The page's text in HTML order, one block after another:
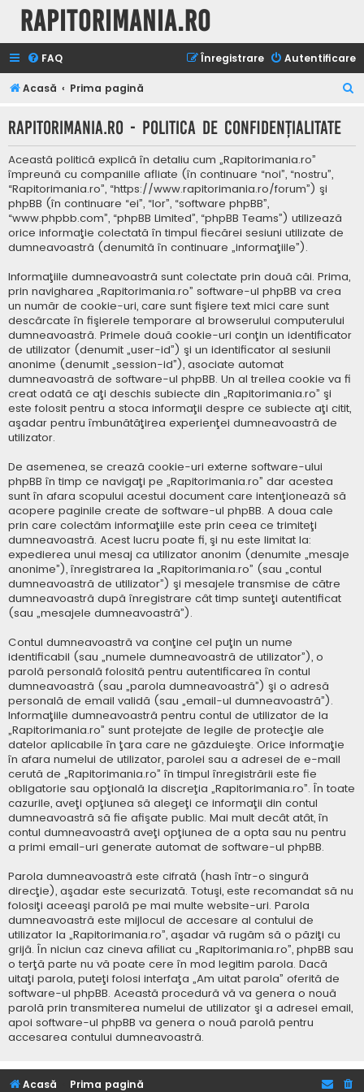
Rapitorimania.ro
FAQ Autentificare
Înregistrare
Acasă Prima pagină
t
Rapitorimania.ro - Politica de confidenţialitate
Această politică explică în detaliu cum „Rapitorimania.ro”
împreună cu companiile afliate (în continuare “noi”, “nostru”,
“Rapitorimania.ro”, “https://www.rapitorimania.ro/forum”) şi
phpBB (în continuare “ei”, “lor”, “software phpBB”,
“www.phpbb.com”, “phpBB Limited”, “phpBB Teams”) utilizează
orice informaţie colectată în timpul fiecărei sesiuni utilizate de
dumneavoastră (denumită în continuare „informaţiile”).
Informaţiile dumneavoastră sunt colectate prin două căi. Prima,
prin navigharea „Rapitorimania.ro” software-ul phpBB va crea
un număr de cookie-uri, care sunt fişiere text mici care sunt
descărcate în fişierele temporare al browserului computerului
dumneavoastră. Primele două cookie-uri conţin un identificator
de utilizator (denumit „user-id”) şi un identificator al sesiunii
anonime (denumit „session-id”), asociate automat
dumneavoastră de software-ul phpBB. Un al treilea cookie va fi
creat odată ce aţi deschis subiecte din „Rapitorimania.ro” şi
este folosit pentru a stoca informaţii despre ce subiecte aţi citit,
aşadar pentru îmbunătăţirea experienţei dumneavoastră de
utilizator.
De asemenea, se crează cookie-uri externe software-ului
phpBB în timp ce navigaţi pe „Rapitorimania.ro” dar acestea
sunt în afara scopului acestui document care intenţionează să
acopere paginile create de software-ul phpBB. A doua cale
prin care colectăm informaţiile este prin ceea ce trimiteţi
dumneavoastră. Acest lucru poate fi, şi nu este limitat la:
expedierea unui mesaj ca utilizator anonim (denumite „mesaje
anonime”), înregistrarea la „Rapitorimania.ro” (sau „contul
dumneavoastră de utilizator”) şi mesajele transmise de către
dumneavoastră după înregistrare cât timp sunteţi autentificat
(sau „mesajele dumneavoastră”).
Contul dumneavoastră va conţine cel puţin un nume
identificabil (sau „numele dumneavoastră de utilizator”), o
parolă personală folosită pentru autentificarea în contul
dumneavoastră (sau „parola dumneavoastră”) şi o adresă
personală de email validă (sau „email-ul dumneavoastră”).
Informaţiile dumneavoastră pentru contul de utilizator de la
„Rapitorimania.ro” sunt protejate de legile de protecţie ale
datelor aplicabile în ţara care ne găzduieşte. Orice informaţie
în afara numelui de utilizator, parolei sau a adresei de e-mail
cerută de „Rapitorimania.ro” în timpul înregistrării este fie
obligatorie sau opţională la discreţia „Rapitorimania.ro”. În toate
cazurile, aveţi opţiunea să alegeţi ce informaţii din contul
dumneavoastră să fie afişate public. Mai mult decât atât, în
contul dumneavoastră aveţi opţiunea de a opta sau nu pentru
a primi email-uri generate automat de software-ul phpBB.
Parola dumneavoastră este cifrată (hash într-o singură
direcţie), aşadar este securizată. Totuşi, este recomandat să nu
folosiţi aceeaşi parolă pe mai multe website-uri. Parola
dumneavoastră este mijlocul de accesare al contului de
utilizator la „Rapitorimania.ro”, aşadar vă rugăm să o păziţi cu
grijă. În niciun caz cineva afiliat cu „Rapitorimania.ro”, phpBB sau
o terţă parte nu vă poate cere în mod legitim parola. Dacă
uitaţi parola, puteţi folosi interfaţa „Am uitat parola” oferită de
software-ul phpBB. Această procedură vă va genera o nouă
parolă prin transmiterea numelui de utilizator şi a adresei email,
apoi software-ul phpBB va genera o nouă parolă pentru
accesarea contului dumneavoastră.
Acasă Prima pagină